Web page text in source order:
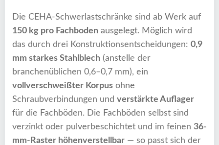
Die CEHA-Schwerlastschränke sind ab Werk auf
150 kg pro Fachboden ausgelegt. Möglich wird
das durch drei Konstruktionsentscheidungen: 0,9
mm starkes Stahlblech (anstelle der
branchenüblichen 0,6–0,7 mm), ein
vollverschweißter Korpus ohne
Schraubverbindungen und verstärkte Auflager
für die Fachböden. Die Fachböden selbst sind
verzinkt oder pulverbeschichtet und im feinen 36-
mm-Raster höhenverstellbar — so passt sich der